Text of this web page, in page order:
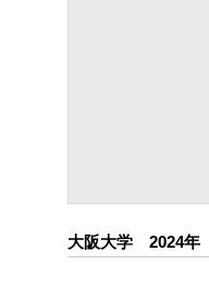
大阪大学 2024年